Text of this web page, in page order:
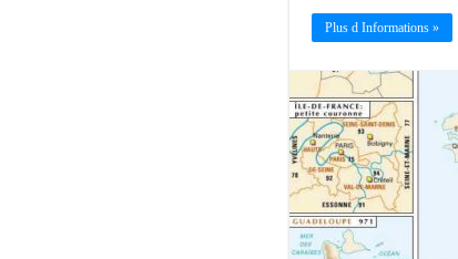
Plus d Informations »